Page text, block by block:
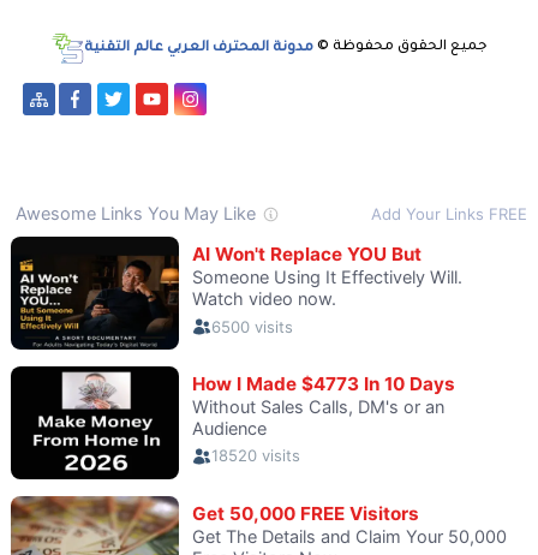
جميع الحقوق محفوظة © مدونة المحترف العربي عالم التقنية